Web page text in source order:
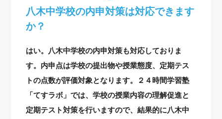
八木中学校の内申対策は対応できます
か？
はい。八木中学校の内申対策も対応しておりま
す。内申点は学校の提出物や授業態度、定期テス
トの点数が評価対象となります。２４時間学習塾
「てすラボ」では、学校の授業内容の理解促進と
定期テスト対策を行いますので、結果的に八木中